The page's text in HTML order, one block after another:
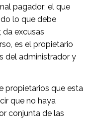
pagador; el que
lo que debe
excusas
es el propietario
del administrador y
propietarios que esta
que no haya
conjunta de las